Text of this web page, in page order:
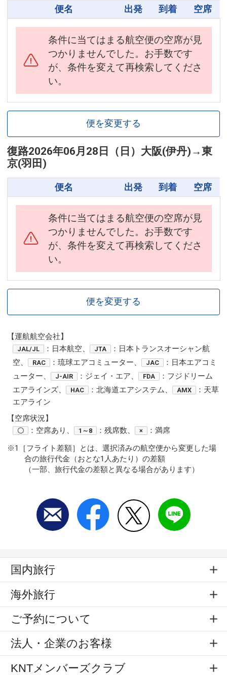
便名 出発 到着 空席
条件に当てはまる航空便の空席が見
つかりませんでした。お手数です
が、条件を変えて再検索してくださ
い。
便を変更する
復路2026年06月28日（日） 大阪(伊丹) →東
京(羽田)
便名 出発 到着 空席
条件に当てはまる航空便の空席が見
つかりませんでした。お手数です
が、条件を変えて再検索してくださ
い。
便を変更する
【運航航空会社】
JAL/JL ：日本航空、 JTA
：日本トランスオーシャン航
空、
RAC ：琉球エアコミューター、 JAC
：日本エアコミ
ューター、
J-AIR ：ジェイ・エア、 FDA
：フジドリーム
エアラインズ、
HAC ：北海道エアシステム、 AMX
：天草
エアライン
【空席状況】
〇 ：空席あり、 1～8 ：残席数、 ×
：満席
※1［フライト差額］とは、選択済みの航空便から変更した場
合の旅行代金（おとな1人あたり）の差額
（一部、旅行代金の差額と異なる場合があります）
国内旅行
海外旅行
ご予約について
法人・企業のお客様
KNTメンバーズクラブ